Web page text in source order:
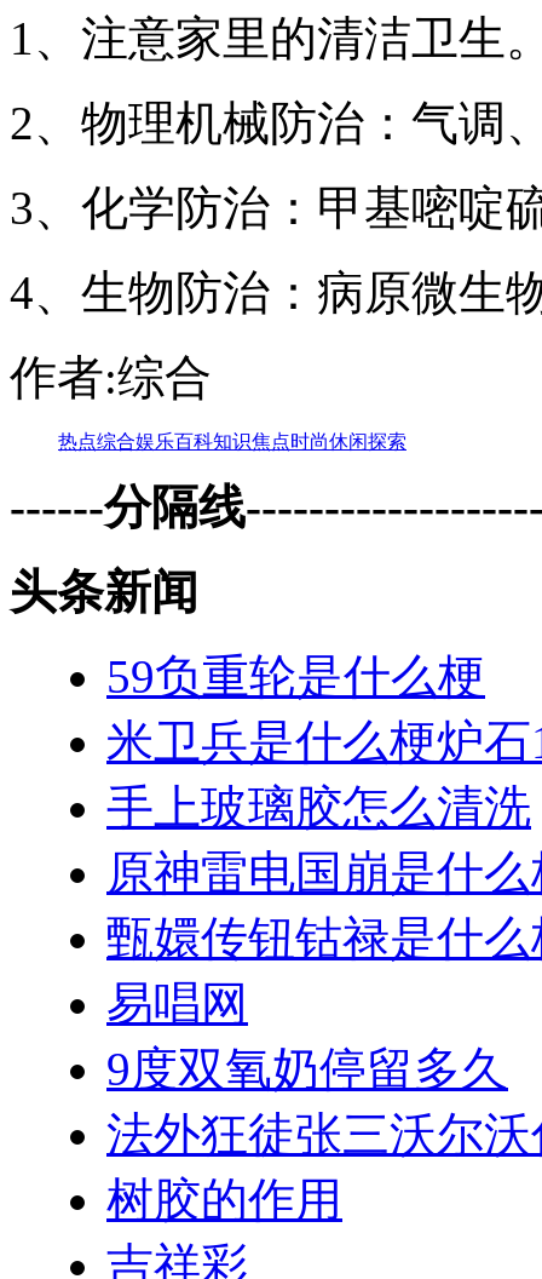
1、注意家里的清洁卫生
2、物理机械防治：气调
3、化学防治：甲基嘧啶
4、生物防治：病原微生
作者:综合
热点综合娱乐百科知识焦点时尚休闲探索
------分隔线
头条新闻
59负重轮是什么梗
米卫兵是什么梗炉石
手上玻璃胶怎么清洗
原神雷电国崩是什么
甄嬛传钮钴禄是什么
易唱网
9度双氧奶停留多久
法外狂徒张三沃尔
树胶的作用
吉祥彩